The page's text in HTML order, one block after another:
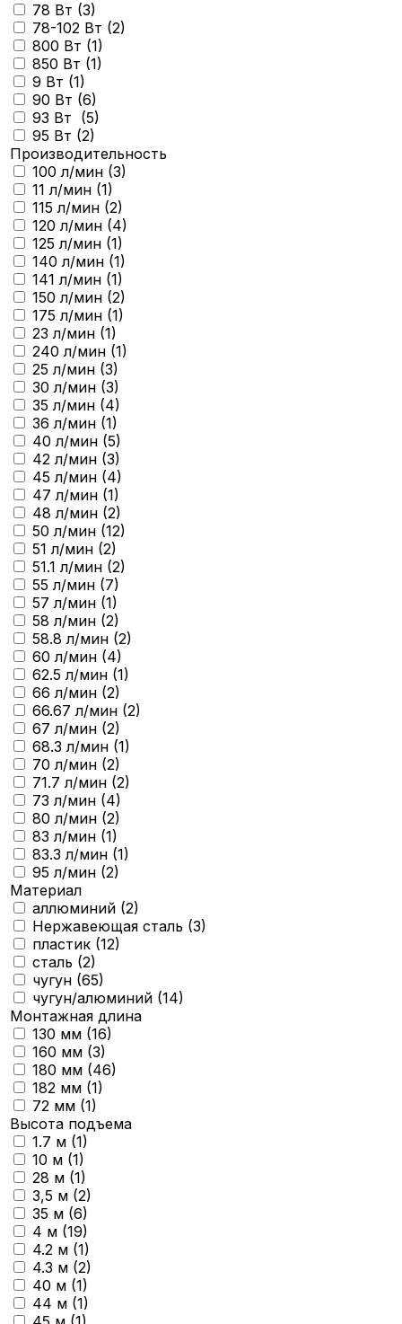
78 Вт (3)
78-102 Вт (2)
800 Вт (1)
850 Вт (1)
9 Вт (1)
90 Вт (6)
93 Вт (5)
95 Вт (2)
Производительность
100 л/мин (3)
11 л/мин (1)
115 л/мин (2)
120 л/мин (4)
125 л/мин (1)
140 л/мин (1)
141 л/мин (1)
150 л/мин (2)
175 л/мин (1)
23 л/мин (1)
240 л/мин (1)
25 л/мин (3)
30 л/мин (3)
35 л/мин (4)
36 л/мин (1)
40 л/мин (5)
42 л/мин (3)
45 л/мин (4)
47 л/мин (1)
48 л/мин (2)
50 л/мин (12)
51 л/мин (2)
51.1 л/мин (2)
55 л/мин (7)
57 л/мин (1)
58 л/мин (2)
58.8 л/мин (2)
60 л/мин (4)
62.5 л/мин (1)
66 л/мин (2)
66.67 л/мин (2)
67 л/мин (2)
68.3 л/мин (1)
70 л/мин (2)
71.7 л/мин (2)
73 л/мин (4)
80 л/мин (2)
83 л/мин (1)
83.3 л/мин (1)
95 л/мин (2)
Материал
аллюминий (2)
Нержавеющая сталь (3)
пластик (12)
сталь (2)
чугун (65)
чугун/алюминий (14)
Монтажная длина
130 мм (16)
160 мм (3)
180 мм (46)
182 мм (1)
72 мм (1)
Высота подъема
1.7 м (1)
10 м (1)
28 м (1)
3,5 м (2)
35 м (6)
4 м (19)
4.2 м (1)
4.3 м (2)
40 м (1)
44 м (1)